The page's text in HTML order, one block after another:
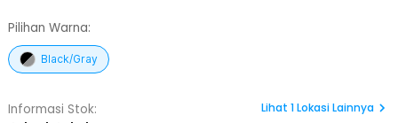
Pilihan Warna:
Black/Gray
Informasi Stok:
Lihat 1Lokasi Lainnya